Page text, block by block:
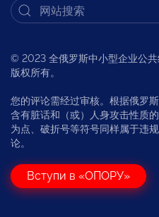
© 2023 全俄罗斯中小型企业公共
版权所有。
您的评论需经过审核。根据俄罗
含有脏话和（或）人身攻击性质
为点、破折号等符号同样属于违
论。
Вступи в «ОПОРУ»